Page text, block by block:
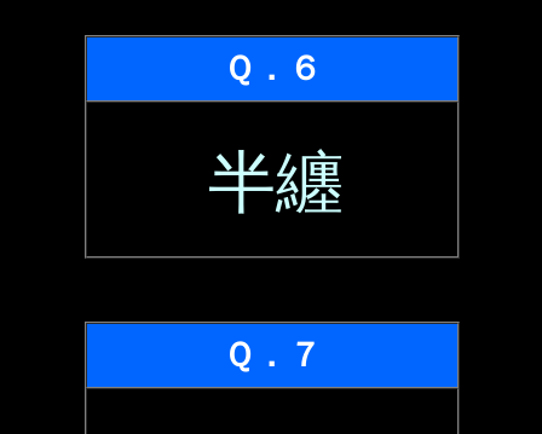
Ｑ．６
半纏
Ｑ．７